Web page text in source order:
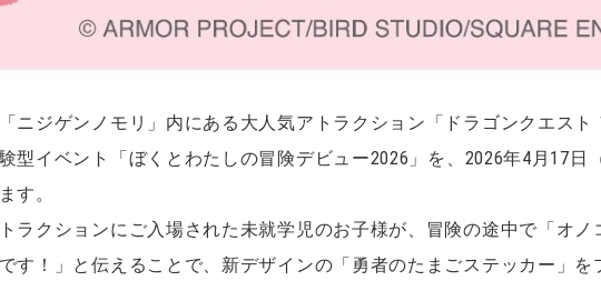
ニジゲンノモリ」内にある大人気アトラクション「ドラゴンクエス
型イベント「ぼくとわたしの冒険デビュー2026」を、2026年4月17日
す。
ラクションにご入場された未就学児のお子様が、冒険の途中で「オ
す！」と伝えることで、新デザインの「勇者のたまごステッカー」